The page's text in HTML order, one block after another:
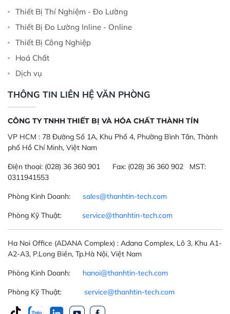
Thiết Bị Thí Nghiệm - Đo Lường
Thiết Bị Đo Lường Inline - Online
Thiết Bị Công Nghiệp
Hoá Chất
Dịch vụ
THÔNG TIN LIÊN HỆ VĂN PHÒNG
CÔNG TY TNHH THIẾT BỊ VÀ HÓA CHẤT THÀNH TÍN
VP HCM : 78 Đường Số 1A, Khu Phố 4, Phường Bình Tân, Thành
phố Hồ Chí Minh, Việt Nam
Điện thoại: (028) 36 360 901 Fax: (028) 36 360 902 MST:
0311941553
Phòng Kinh Doanh: sales@thanhtin-tech.com
Phòng Kỹ Thuật: service@thanhtin-tech.com
Ha Noi Office (ADANA Complex) : Adana Complex, Lô 3, Khu A1-
A2-A3, P.Long Biên, Tp.Hà Nội, Việt Nam
Phòng Kinh Doanh: hanoi@thanhtin-tech.com
Phòng Kỹ Thuật: service@thanhtin-tech.com